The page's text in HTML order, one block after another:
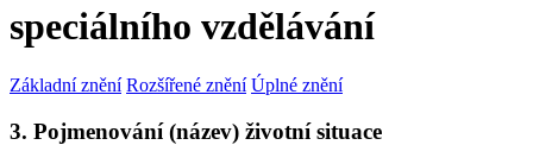
speciálního vzdělávání
Základní znění Rozšířené znění Úplné znění
3. Pojmenování (název) životní situace